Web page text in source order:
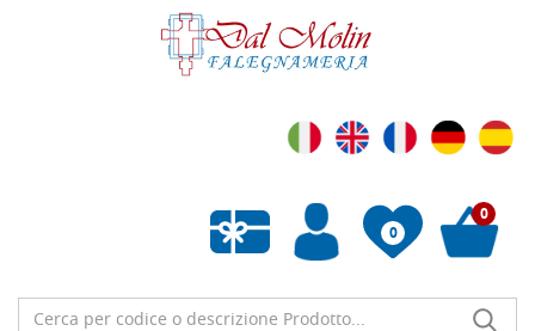
0
Lista de deseos vacía
0